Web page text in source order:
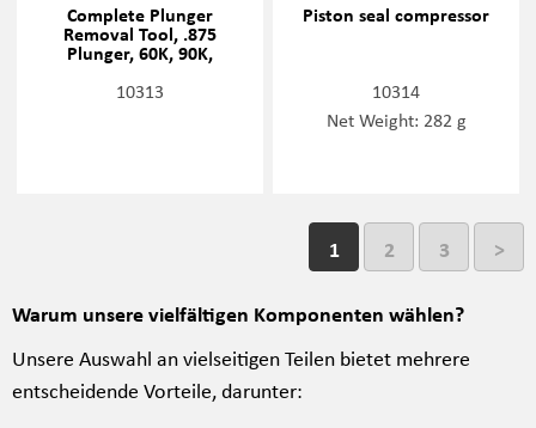
Complete Plunger
Removal Tool, .875
Plunger, 60K, 90K,
20477460
10313
Piston seal compressor
10314
Net Weight: 282 g
1 2 3 >
Warum unsere vielfältigen Komponenten wählen?
Unsere Auswahl an vielseitigen Teilen bietet mehrere
entscheidende Vorteile, darunter: